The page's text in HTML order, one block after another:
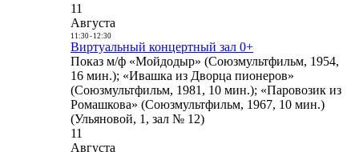
11
Августа
11:30- 12:30
Виртуальный концертный зал 0+
Показ м/ф «Мойдодыр» (Союзмультфильм, 1954,
16 мин.); «Ивашка из Дворца пионеров»
(Союзмультфильм, 1981, 10 мин.); «Паровозик из
Ромашкова» (Союзмультфильм, 1967, 10 мин.)
(Ульяновой, 1, зал № 12)
11
Августа